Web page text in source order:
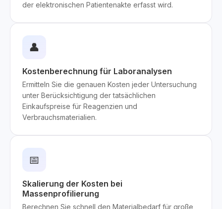
der elektronischen Patientenakte erfasst wird.
👤
Kostenberechnung für Laboranalysen
Ermitteln Sie die genauen Kosten jeder Untersuchung
unter Berücksichtigung der tatsächlichen
Einkaufspreise für Reagenzien und
Verbrauchsmaterialien.
📅
Skalierung der Kosten bei
Massenprofilierung
Berechnen Sie schnell den Materialbedarf für große